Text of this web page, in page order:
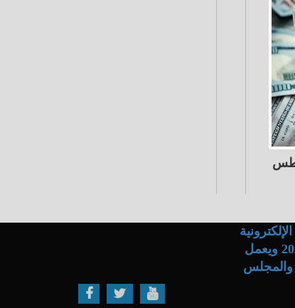
والاتصال .. حاصل على ترخيص المجلس الأعلى لتنظيم الإعلام رقم 14 لسنة 2023 ويعمل
والإعلام والمجلس